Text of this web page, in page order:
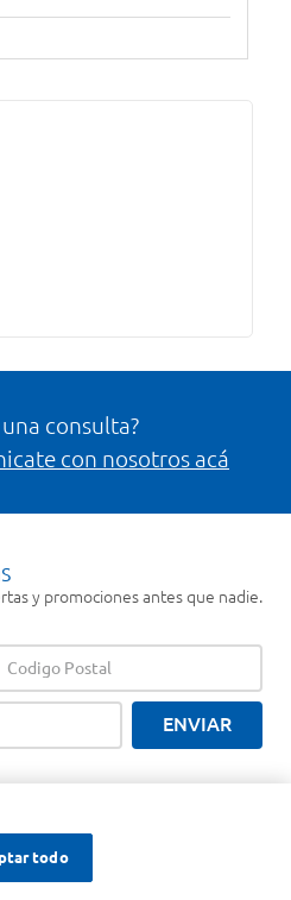
una consulta?
con nosotros acá
y promociones antes que nadie.
ENVIAR
todo